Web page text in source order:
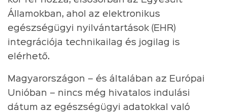
Államokban, ahol az elektronikus
egészségügyi nyilvántartások (EHR)
integrációja technikailag és jogilag is
elérhető.
Magyarországon – és általában az Európai
Unióban – nincs még hivatalos indulási
dátum az egészségügyi adatokkal való